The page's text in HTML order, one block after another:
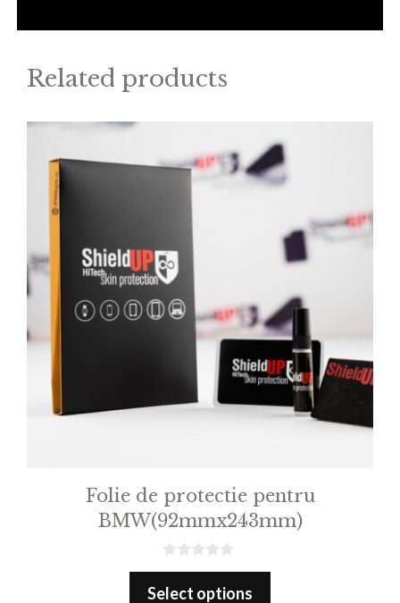
Related products
Folie de protectie pentru
BMW(92mmx243mm)
0
u
Select options